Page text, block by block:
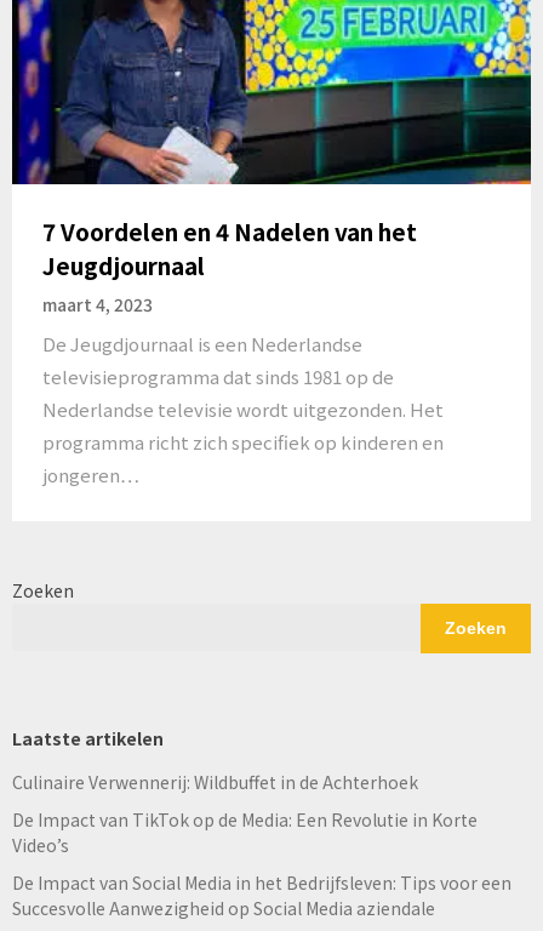
7 Voordelen en 4 Nadelen van het
Jeugdjournaal
maart 4, 2023
De Jeugdjournaal is een Nederlandse
televisieprogramma dat sinds 1981 op de
Nederlandse televisie wordt uitgezonden. Het
programma richt zich specifiek op kinderen en
jongeren…
Zoeken
Zoeken
Laatste artikelen
Culinaire Verwennerij: Wildbuffet in de Achterhoek
De Impact van TikTok op de Media: Een Revolutie in Korte
Video’s
De Impact van Social Media in het Bedrijfsleven: Tips voor een
Succesvolle Aanwezigheid op Social Media aziendale